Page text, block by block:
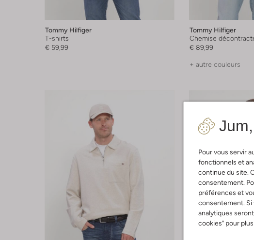
Pour vous servir
fonctionnels et
continue du site.
consentement.
préférences et
consentement. Si
analytiques
cookies" pour
Tommy Hilfiger
T-shirts
€ 59,99
Tommy Hilfiger
Chemise
€ 89,99
+ autre couleurs